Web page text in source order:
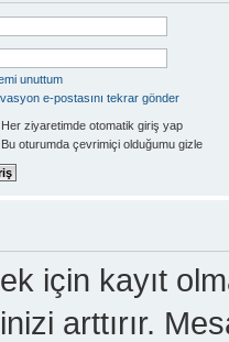
unuttum
e-postasını tekrar gönder
Her ziyaretimde otomatik giriş yap
Bu oturumda çevrimiçi olduğumu gizle
için kayıt
arttırır.